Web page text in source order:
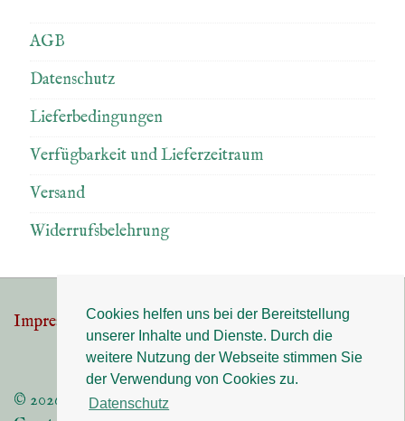
Cookies helfen uns bei der Bereitstellung
unserer Inhalte und Dienste. Durch die
weitere Nutzung der Webseite stimmen Sie
der Verwendung von Cookies zu.
Datenschutz
AGB
Datenschutz
Lieferbedingungen
Verfügbarkeit und Lieferzeitraum
Versand
Widerrufsbelehrung
Footer-
Impressum Datenschutz
© 2026